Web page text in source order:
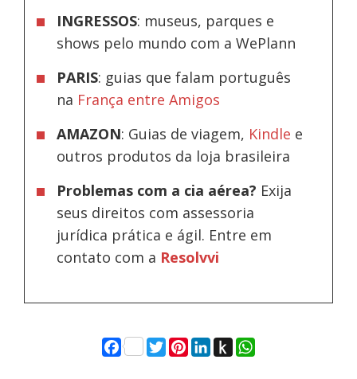
INGRESSOS: museus, parques e
shows pelo mundo com a WePlann
PARIS: guias que falam português
na França entre Amigos
AMAZON: Guias de viagem, Kindle e
outros produtos da loja brasileira
Problemas com a cia aérea? Exija
seus direitos com assessoria
jurídica prática e ágil. Entre em
contato com a Resolvvi
Facebook
Twitter
Pinterest
LinkedIn
Push
to
WhatsApp